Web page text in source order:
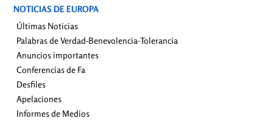
NOTICIAS DE EUROPA
Últimas Noticias
Palabras de Verdad-Benevolencia-Tolerancia
Anuncios importantes
Conferencias de Fa
Desfiles
Apelaciones
Informes de Medios